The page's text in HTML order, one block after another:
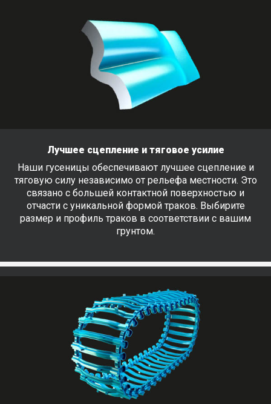
Лучшее сцепление и тяговое усилие
Наши гусеницы обеспечивают лучшее сцепление и
тяговую силу независимо от рельефа местности. Это
связано с большей контактной поверхностью и
отчасти с уникальной формой траков. Выбирите
размер и профиль траков в соответствии с вашим
грунтом.